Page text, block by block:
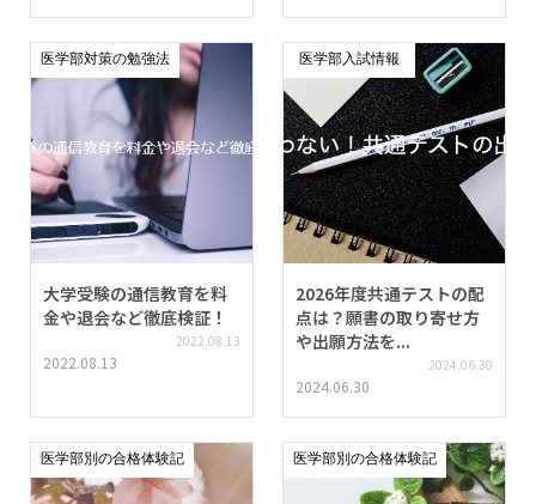
医学部対策の勉強法
大学受験の通信教育を料
金や退会など徹底検証！
2022.08.13
2022.08.13
医学部入試情報
2026年度共通テストの配
点は？願書の取り寄せ方
や出願方法を...
2024.06.30
2024.06.30
医学部別の合格体験記 医学部別の合格体験記